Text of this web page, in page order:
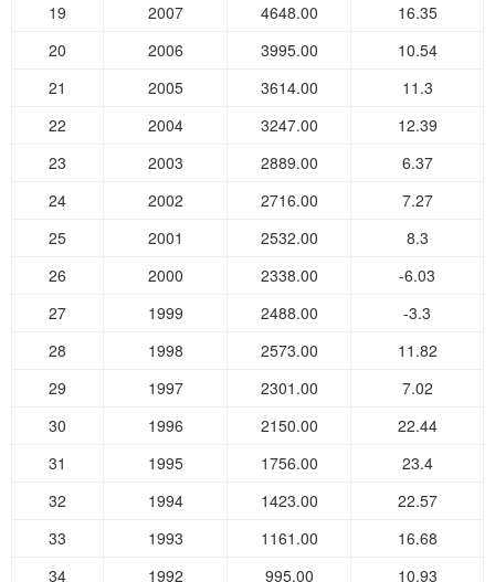
19
2007 4648.00
16.35
20
2006 3995.00
10.54
21
2005 3614.00
11.3
22
2004 3247.00
12.39
23
2003 2889.00
6.37
24
2002 2716.00
7.27
25
2001 2532.00
8.3
26
2000 2338.00
-6.03
27
1999 2488.00
-3.3
28
1998 2573.00
11.82
29
1997 2301.00
7.02
30
1996 2150.00
22.44
31
1995 1756.00
23.4
32
1994 1423.00
22.57
33
1993 1161.00
16.68
34
1992 995.00 10.93